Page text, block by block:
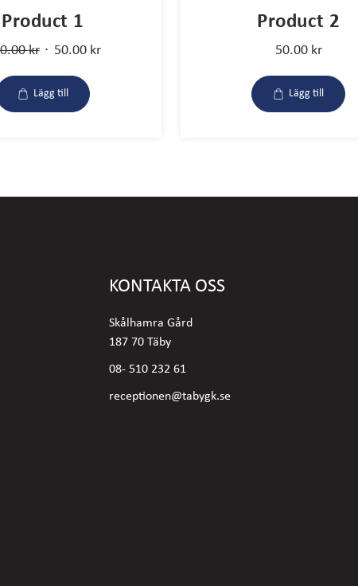
Product 1
kr Det
priset
var:
50.00 krDet
Lägg till
Product 2
50.00 kr
Lägg till
KONTAKTA OSS
Skålhamra Gård
187 70 Täby
08- 510 232 61
receptionen@tabygk.se